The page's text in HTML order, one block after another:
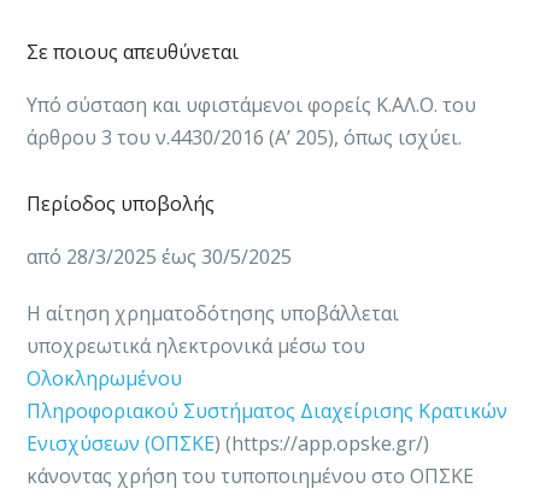
Σε ποιους απευθύνεται
Υπό σύσταση και υ​​φιστάμενοι φορείς Κ.ΑΛ.Ο. του
άρθρου 3 του ν.4430/2016 (Α’ 205)​, όπως ισχύει.​​​​​​​​​
Περίοδος υποβολής
από 28/3/2025 έως 30/5/2025
Η αίτηση χρηματοδότησης υποβάλλεται
υποχρεωτικά ηλεκτρονικά μέσω του
Ολοκληρωμένου
Πληροφοριακού Συστήματος Διαχείρισης Κρατικών
Ενισχύσεων (ΟΠΣΚΕ​) (https://app.opske.gr/)
κάνοντας χρήση του τυποποιημένου στο ΟΠΣΚΕ